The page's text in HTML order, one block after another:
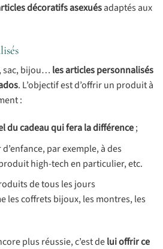
décoratifs asexuésadaptés aux
sac, bijou… les articles personnalisés
. L’objectif est d’offrir un produit à
:
du cadeau qui fera la différence;
par exemple, à des
high-tech en particulier, etc.
de tous les jours
les coffrets bijoux, les montres, les
plus réussie, c’est delui offrir ce